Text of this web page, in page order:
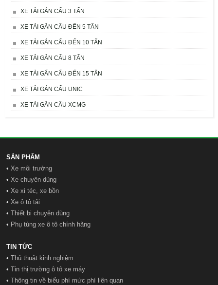
XE TẢI GẮN CẨU 3 TẤN
XE TẢI GẮN CẨU ĐẾN 5 TẤN
XE TẢI GẮN CẨU ĐẾN 10 TẤN
XE TẢI GẮN CẨU 8 TẤN
XE TẢI GẤN CẨU ĐẾN 15 TẤN
XE TẢI GẮN CẨU UNIC
XE TẢI GẮN CẨU XCMG
SẢN PHẨM
•Xe môi trường
•Xe chuyên dùng
•Xe xi téc, xe bồn
•Xe ô tô tải
•Thiết bị chuyên dùng
• Phụ tùng xe ô tô chính hãng
TIN TỨC
•Thủ thuật kinh nghiệm
•Tin thị trường ô tô xe máy
•Thông tin về biểu phí mức phí liên quan